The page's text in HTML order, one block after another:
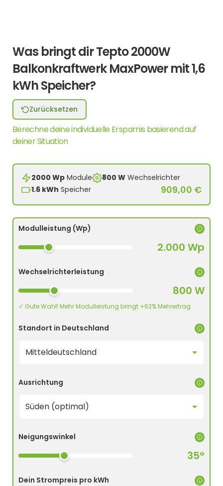
Was bringt dir Tepto 2000W
Balkonkraftwerk MaxPower mit 1,6
kWh Speicher?
Zurücksetzen
Berechne deine individuelle Ersparnis basierend auf
deiner Situation
2000 Wp Module 800 W Wechselrichter
1.6 kWh Speicher 909,00 €
Modulleistung (Wp)
2.000 Wp
Wechselrichterleistung
800 W
✓ Gute Wahl! Mehr Modulleistung bringt +62% Mehrertrag
Standort in Deutschland
Ausrichtung
Neigungswinkel
35°
Dein Strompreis pro kWh